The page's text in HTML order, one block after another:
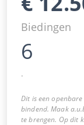
Biedingen
6
.
Dit is een
bindend. Maak
te brengen. Op dit